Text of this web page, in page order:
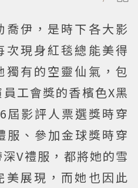
喬伊，是時下各大影
次現身紅毯總能美得
有的空靈仙氣，包
工會獎的香檳色X黑
屆影評人票選獎時穿
、參加金球獎時穿
V禮服，都將她的雪
美展現，而她也因此